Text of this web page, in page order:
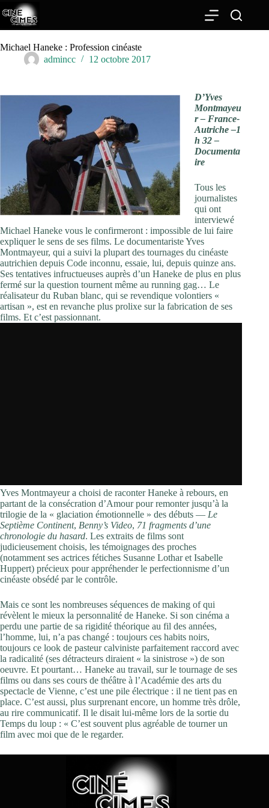
Passer
au
contenu
Michael Haneke : Profession cinéaste
admincc
12 octobre 2017
D’Yves
Montmayeu
r – France-
Autriche –1
h 32 –
Documenta
ire
Tous les
journalistes
qui ont
interviewé
Michael Haneke vous le confirmeront : impossible de lui faire
expliquer le sens de ses films. Le documentariste Yves
Montmayeur, qui a suivi la plupart des tournages du cinéaste
autrichien depuis Code inconnu, essaie, lui, depuis quinze ans.
Ses tentatives infructu­euses auprès d’un Haneke de plus en plus
fermé sur la question tournent même au running gag… Le
réalisateur du Ruban blanc, qui se revendique volontiers «
artisan », est en revanche plus prolixe sur la fabrication de ses
films. Et c’est passionnant.
Yves Montmayeur a choisi de raconter Haneke à rebours, en
partant de la consécration d’Amour pour remonter jusqu’à la
trilogie de la « glaciation émotionnelle » des débuts — Le
Septième Continent, Benny’s Video, 71 fragments d’une
chronologie du ­hasard. Les extraits de films sont
judicieusement choisis, les témoignages des proches
(notamment ses actrices fétiches ­Susanne Lothar et Isabelle
Huppert) précieux pour appréhender le perfectionnisme d’un
cinéaste obsédé par le contrôle.
Mais ce sont les nombreuses séquences de making of qui
révèlent le mieux la personnalité de Haneke. Si son cinéma a
perdu une partie de sa rigi­dité théorique au fil des années,
l’homme, lui, n’a pas changé : toujours ces habits noirs,
toujours ce look de pasteur calviniste parfaitement raccord avec
la radicalité (ses détracteurs diraient « la sinistrose ») de son
oeuvre. Et pourtant… Haneke au travail, sur le tournage de ses
films ou dans ses cours de théâtre à l’Académie des arts du
spectacle de Vienne, c’est une pile électrique : il ne tient pas en
place. C’est aussi, plus surprenant encore, un homme très drôle,
au rire communi­catif. Il le disait lui-même lors de la sortie du
Temps du loup : « C’est souvent plus agréable de tourner un
film avec moi que de le regarder.